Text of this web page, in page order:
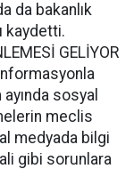
da bakanlık
kaydetti.
GELİYOR
sosyal
meclis
medyada bilgi
gibi sorunlara